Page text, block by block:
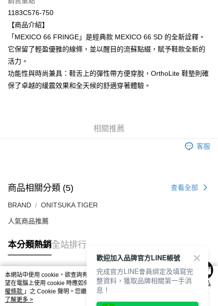
萊爾富取貨付款
每筆NT$80，滿NT$6,000(含以上)免運費
付款後萊爾富取貨
每筆NT$80，滿NT$6,000(含以上)免運費
每筆NT$120，滿NT$6,000(含以上)免運費
1183C576-750
【商品介紹】
「MEXICO 66 FRINGE」是經典款 MEXICO 66 SD 的全新詮釋。
它保留了輕盈優雅的線條，並以醒目的流蘇點綴，賦予鞋款全新的
活力。
功能性與時尚兼具：鞋舌上的彈性帶方便穿脫，OrthoLite 鞋墊則確
保了卓越的緩震效果和全天候的舒適穿著體驗。
相關推薦
客服
商品相關分類 (5) 查看全部
BRAND ONITSUKA TIGER
人氣商品推薦
本分類熱銷全站排行
熱門標籤
本網站中使用 cookie，欲查詢有關本網站使用 cookie 方式之詳情，及若您不希
望在電腦上使用 cookie 時應如何變更電腦的 cookie 設定，請參閱本網站「
隱私
權條款 」之 Cookie 聲明。您繼續使用本網站即表示您同意本公司得按本網站使
用條款之 Cookie 聲明使用 cookie。
了解更多 >
歡迎加入品牌官方LINE帳號
完成官方LINE會員綁定及填寫完
整資料，獲取品牌相關第一手消
息！